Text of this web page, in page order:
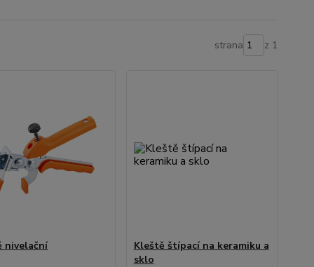
strana z 1
nivelační
Kleště štípací na keramiku a
sklo